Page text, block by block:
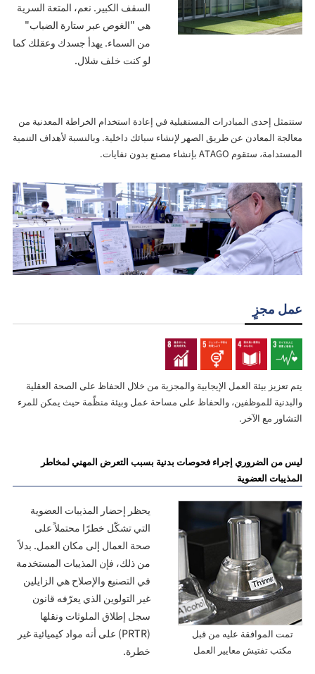
السقف الكبير. نعم، المتعة السرية
هي "الغوص عبر ستارة الضباب"
من السماء. يهدأ جسدك وعقلك كما
لو كنت خلف شلال.
ستتمثل إحدى المبادرات المستقبلية في إعادة استخدام الخراطة المعدنية من
معالجة المعادن عن طريق الصهر لإنشاء سبائك داخلية. وبالنسبة لأهداف التنمية
المستدامة، ستقوم ATAGO بإنشاء مصنع بدون نفايات.
عمل مجزٍ
يتم تعزيز بيئة العمل الإيجابية والمجزية من خلال الحفاظ على الصحة العقلية
والبدنية للموظفين، والحفاظ على مساحة عمل وبيئة منظّمة حيث يمكن للمرء
التشاور مع الآخر.
ليس من الضروري إجراء فحوصات بدنية بسبب التعرض المهني لمخاطر
المذيبات العضوية
تمت الموافقة عليه من قبل
مكتب تفتيش معايير العمل
يحظر إحضار المذيبات العضوية
التي تشكّل خطرًا محتملاً على
صحة العمال إلى مكان العمل. بدلاً
من ذلك، فإن المذيبات المستخدمة
في التصنيع والإصلاح هي الزايلين
غير التولوين الذي يعرّفه قانون
سجل إطلاق الملوثات ونقلها
(PRTR) على أنه مواد كيميائية غير
خطرة.